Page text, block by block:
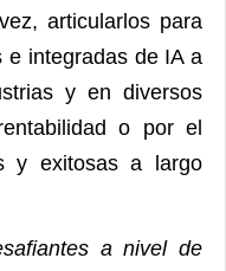
articularlos para
e integradas de IA a
y en diversos
o por el
y exitosas a largo
a nivel de